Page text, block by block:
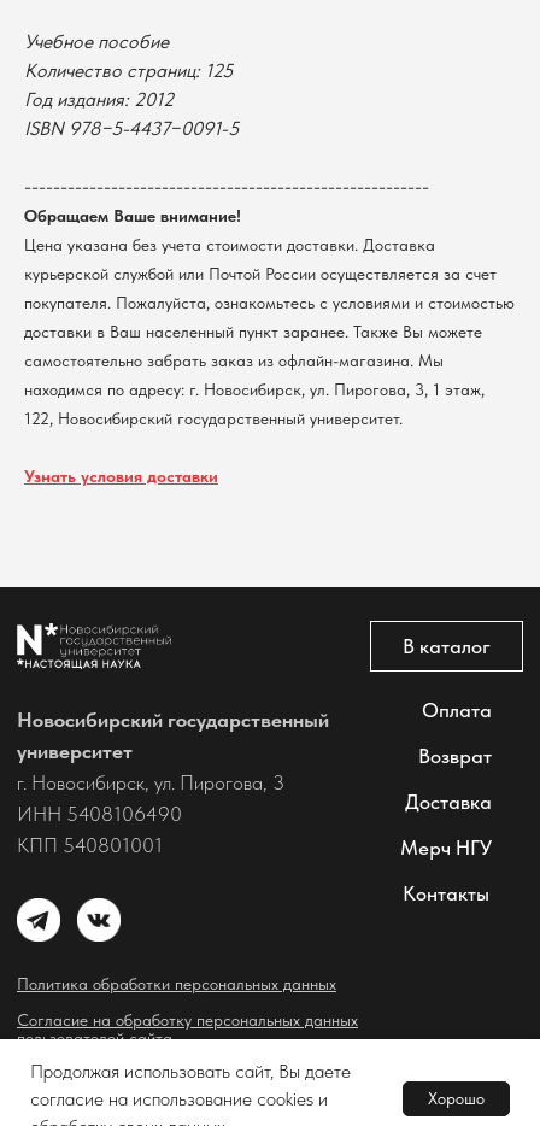
В корзину
Учебное пособие
Количество страниц: 125
Год издания: 2012
ISBN 978−5-4437−0091-5
--------------------------------------------------------
Обращаем Ваше внимание!
Цена указана без учета стоимости доставки. Доставка
курьерской службой или Почтой России осуществляется за счет
покупателя. Пожалуйста, ознакомьтесь с условиями и стоимостью
доставки в Ваш населенный пункт заранее. Также Вы можете
самостоятельно забрать заказ из офлайн-магазина. Мы
находимся по адресу: г. Новосибирск, ул. Пирогова, 3, 1 этаж,
122, Новосибирский государственный университет.
Узнать условия доставки
Контакты
@2026 Новосибирский государственный университет.
Все права защищены
Политика обработки персональных данных
Согласие на обработку персональных данных
Новосибирский государственный
г. Новосибирск, ул. Пирогова, 3
ИНН 5408106490
Продолжая использовать сайт, Вы даете
согласие на использование cookies и
Хорошо